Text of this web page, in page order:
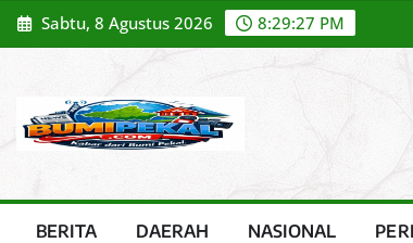
Skip
to
Sabtu, 8 Agustus 2026 8:29:28 PM
BERITA DAERAH NASIONAL